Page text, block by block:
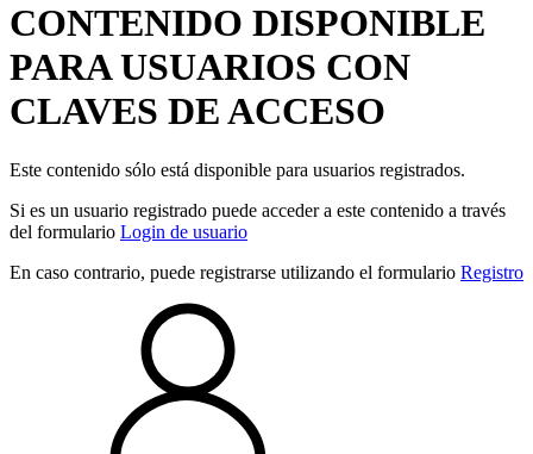
CONTENIDO DISPONIBLE
PARA USUARIOS CON
CLAVES DE ACCESO
Este contenido sólo está disponible para usuarios registrados.
Si es un usuario registrado puede acceder a este contenido a través
del formulario Login de usuario
En caso contrario, puede registrarse utilizando el formulario Registro